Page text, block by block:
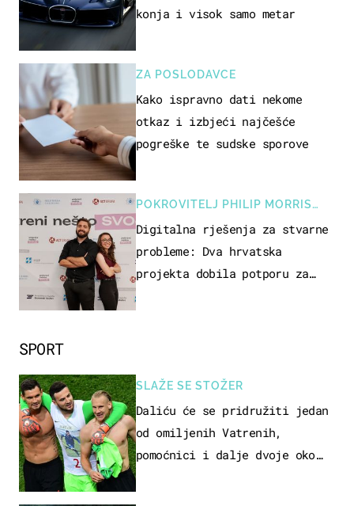
SPORT
SLAŽE SE STOŽER
Daliću će se pridružiti jedan
od omiljenih Vatrenih,
pomoćnici i dalje dvoje oko
konja i visok samo metar
ZA POSLODAVCE
Kako ispravno dati nekome
otkaz i izbjeći najčešće
pogreške te sudske sporove
POKROVITELJ PHILIP MORRIS
ZAGREB
Digitalna rješenja za stvarne
probleme: Dva hrvatska
projekta dobila potporu za